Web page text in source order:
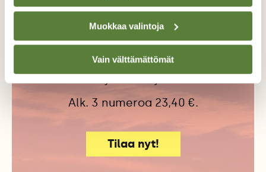
Muokkaa valintoja
Vain välttämättömät
Tilaa Suomen Luonto
Tue ajankohtaista ja asiantuntevaa
luonto- ja ympäristöjournalismia.
Tilaa Suomen Luonto ja tule mukaan
luonnonystävien joukkoon!
Alk. 3 numeroa 23,40 €.
Tilaa nyt!